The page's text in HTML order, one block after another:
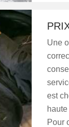
Une
est
Pour